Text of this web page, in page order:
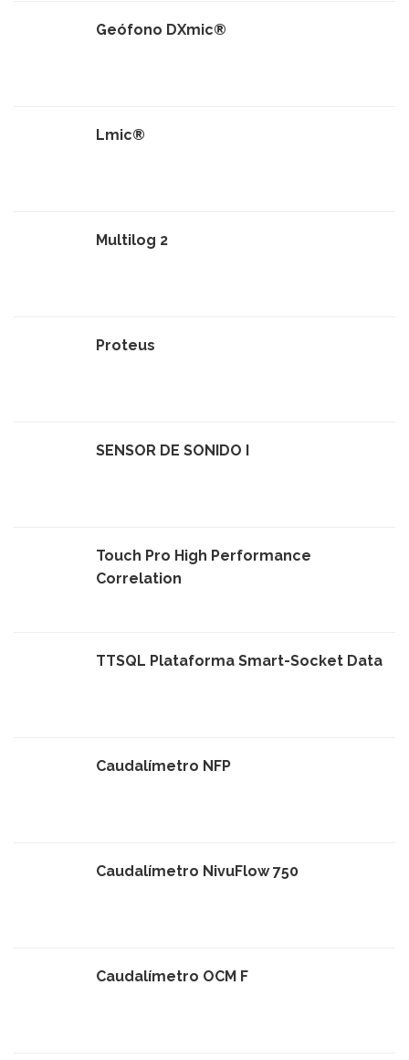
Geófono DXmic®
Lmic®
Multilog 2
Proteus
SENSOR DE SONIDO I
Touch Pro High Performance
Correlation
TTSQL Plataforma Smart-Socket Data
Caudalímetro NFP
Caudalímetro NivuFlow 750
Caudalímetro OCM F